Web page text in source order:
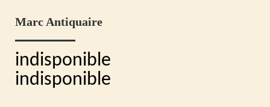
Marc Antiquaire
indisponible
indisponible